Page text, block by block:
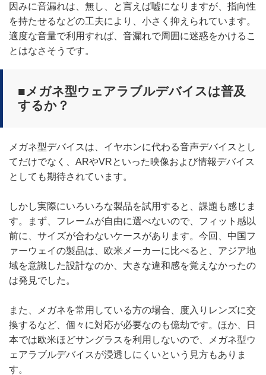
因みに音漏れは、無し、と言えば嘘になりますが、指向性
を持たせるなどの工夫により、小さく抑えられています。
適度な音量で利用すれば、音漏れで周囲に迷惑をかけるこ
とはなさそうです。
■メガネ型ウェアラブルデバイスは普及
するか？
メガネ型デバイスは、イヤホンに代わる音声デバイスとし
てだけでなく、ARやVRといった映像および情報デバイス
としても期待されています。
しかし実際にいろいろな製品を試用すると、課題も感じま
す。まず、フレームが自由に選べないので、フィット感以
前に、サイズが合わないケースがあります。今回、中国フ
ァーウェイの製品は、欧米メーカーに比べると、アジア地
域を意識した設計なのか、大きな違和感を覚えなかったの
は発見でした。
また、メガネを常用している方の場合、度入りレンズに交
換するなど、個々に対応が必要なのも億劫です。ほか、日
本では欧米ほどサングラスを利用しないので、メガネ型ウ
ェアラブルデバイスが浸透しにくいという見方もありま
す。